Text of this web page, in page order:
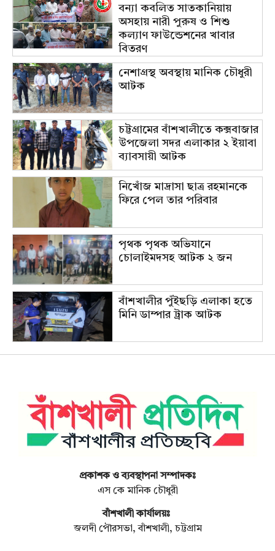
বন্যা কবলিত সাতকানিয়ায়
অসহায় নারী পুরুষ ও শিশু
কল্যাণ ফাউন্ডেশনের খাবার
বিতরণ
নেশাগ্রস্থ অবস্থায় মানিক চৌধুরী
আটক
চট্টগ্রামের বাঁশখালীতে কক্সবাজার
উপজেলা সদর এলাকার ২ ইয়াবা
ব্যাবসায়ী আটক
নিখোঁজ মাদ্রাসা ছাত্র রহমানকে
ফিরে পেল তার পরিবার
পৃথক পৃথক অভিযানে
চোলাইমদসহ আটক ২ জন
বাঁশখালীর পুঁইছড়ি এলাকা হতে
মিনি ডাম্পার ট্রাক আটক
প্রকাশক ও ব্যবস্থাপনা সম্পাদকঃ
এস কে মানিক চৌধুরী
বাঁশখালী কার্যালয়ঃ
জলদী পৌরসভা, বাঁশখালী, চট্টগ্রাম